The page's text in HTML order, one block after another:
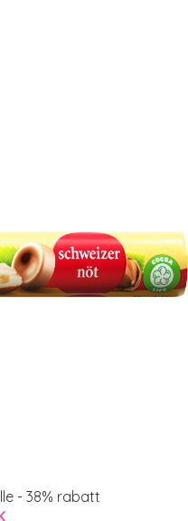
- 38% rabatt